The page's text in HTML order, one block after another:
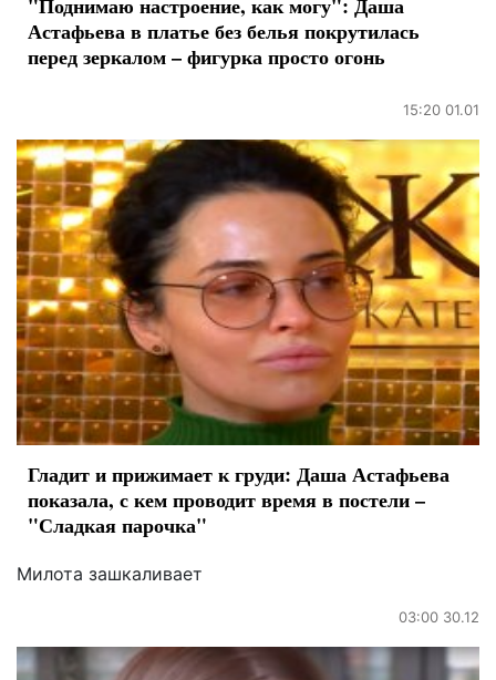
"Поднимаю настроение, как могу": Даша
Астафьева в платье без белья покрутилась
перед зеркалом – фигурка просто огонь
15:20 01.01
Гладит и прижимает к груди: Даша Астафьева
показала, с кем проводит время в постели –
"Сладкая парочка"
Милота зашкаливает
03:00 30.12